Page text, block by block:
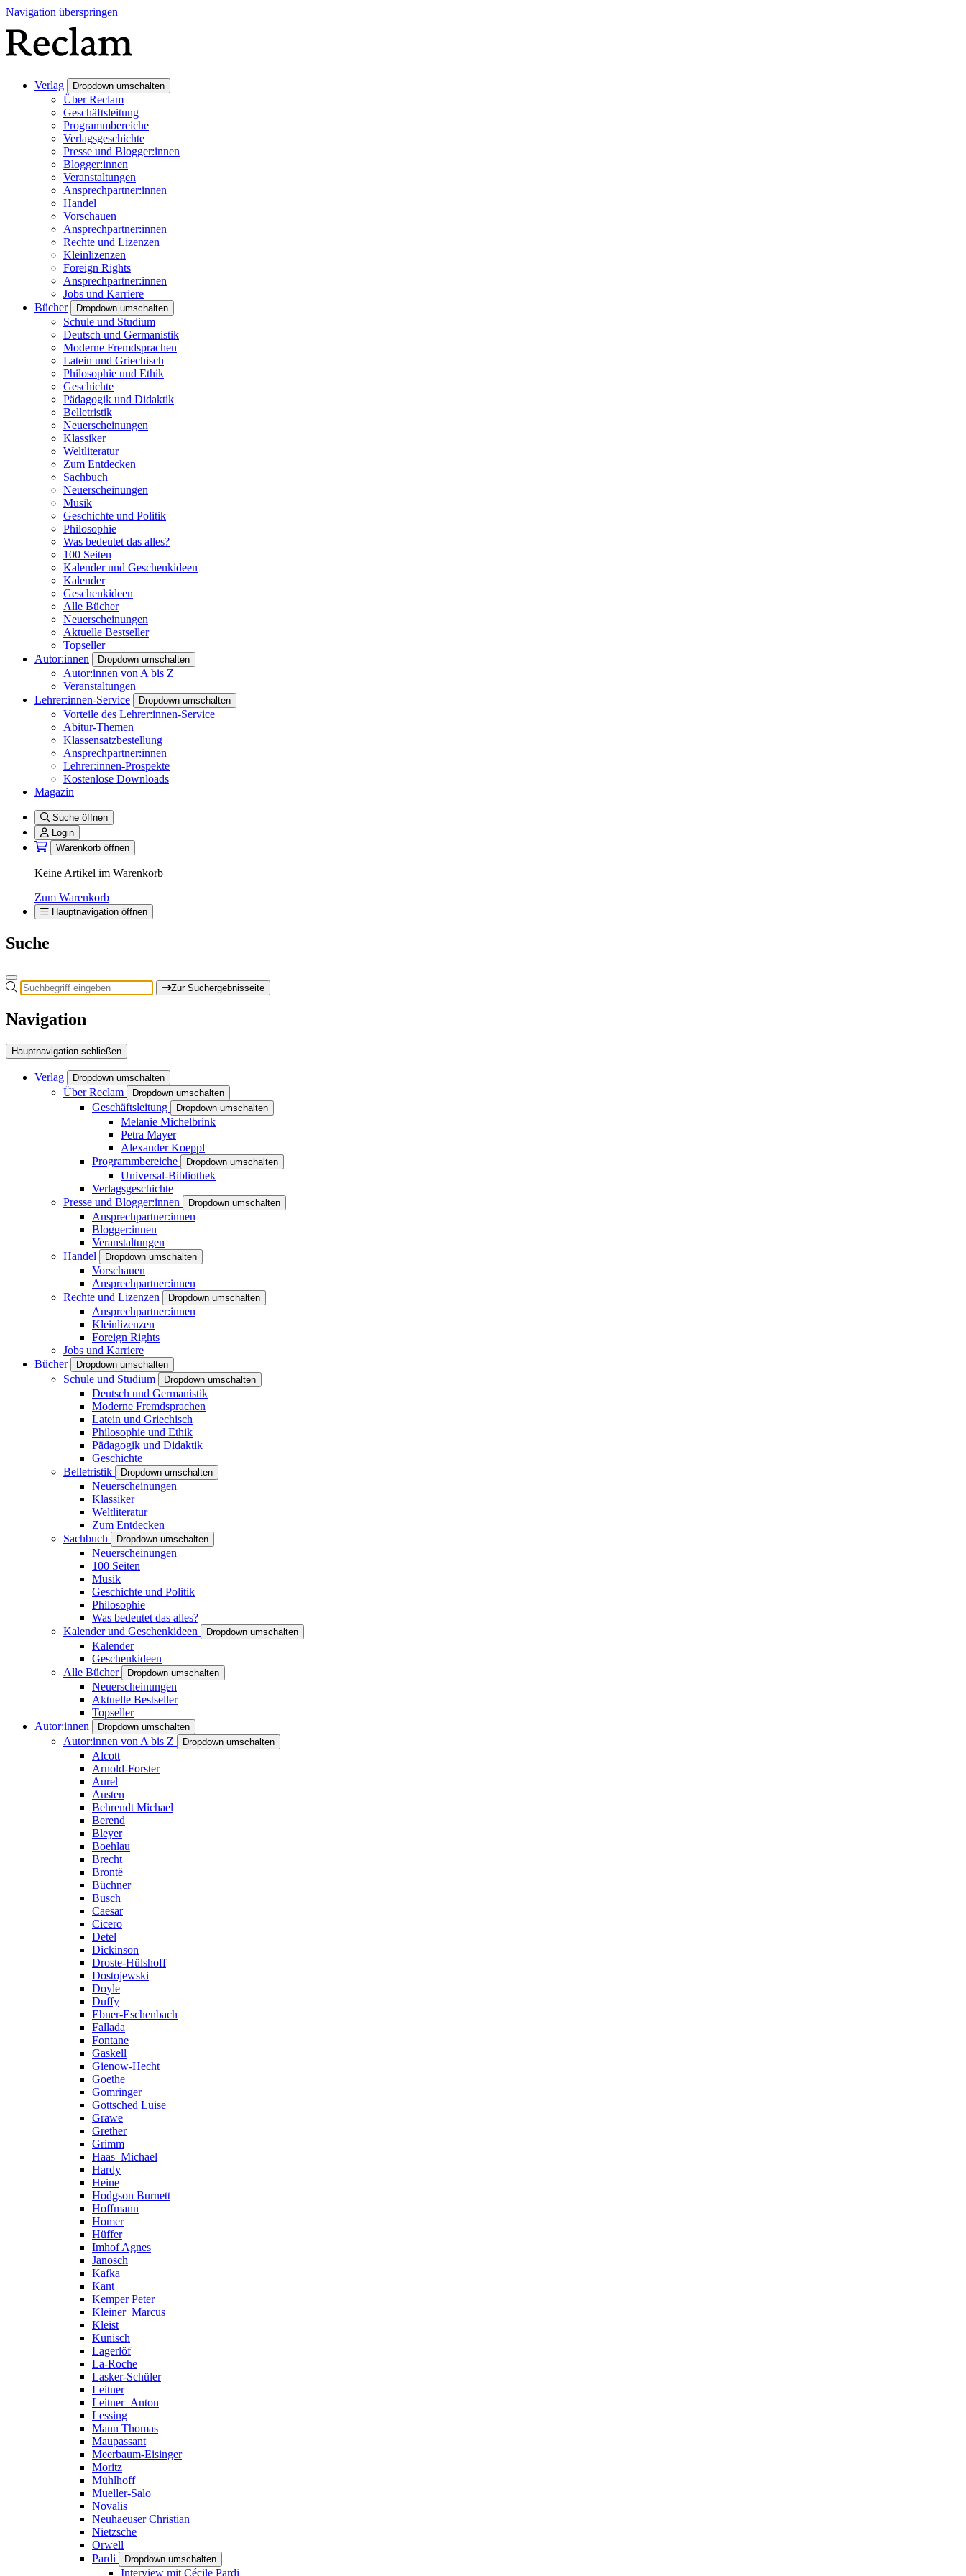
Navigation überspringen
Verlag Dropdown umschalten
Über Reclam
Geschäftsleitung
Programmbereiche
Verlagsgeschichte
Presse und Blogger:innen
Blogger:innen
Veranstaltungen
Ansprechpartner:innen
Handel
Vorschauen
Ansprechpartner:innen
Rechte und Lizenzen
Kleinlizenzen
Foreign Rights
Ansprechpartner:innen
Jobs und Karriere
Bücher
Dropdown umschalten
Schule und Studium
Deutsch und Germanistik
Moderne Fremdsprachen
Latein und Griechisch
Philosophie und Ethik
Geschichte
Pädagogik und Didaktik
Belletristik
Neuerscheinungen
Klassiker
Weltliteratur
Zum Entdecken
Sachbuch
Neuerscheinungen
Musik
Geschichte und Politik
Philosophie
Was bedeutet das alles?
100 Seiten
Kalender und Geschenkideen
Kalender
Geschenkideen
Alle Bücher
Neuerscheinungen
Aktuelle Bestseller
Topseller
Autor:innen
Dropdown umschalten
Autor:innen von A bis Z
Veranstaltungen
Lehrer:innen-Service
Dropdown umschalten
Vorteile des Lehrer:innen-Service
Abitur-Themen
Klassensatzbestellung
Ansprechpartner:innen
Lehrer:innen-Prospekte
Kostenlose Downloads
Magazin
Suche öffnen
Login
Warenkorb öffnen
Keine Artikel im Warenkorb
Zum Warenkorb
Hauptnavigation öffnen
Suche
Zur Suchergebnisseite
Navigation
Hauptnavigation schließen
Verlag Dropdown umschalten
Über Reclam Dropdown umschalten
Geschäftsleitung Dropdown umschalten
Melanie Michelbrink
Petra Mayer
Alexander Koeppl
Programmbereiche
Dropdown umschalten
Universal-Bibliothek
Verlagsgeschichte
Presse und Blogger:innen
Dropdown umschalten
Ansprechpartner:innen
Blogger:innen
Veranstaltungen
Handel
Dropdown umschalten
Vorschauen
Ansprechpartner:innen
Rechte und Lizenzen
Dropdown umschalten
Ansprechpartner:innen
Kleinlizenzen
Foreign Rights
Jobs und Karriere
Bücher
Dropdown umschalten
Schule und Studium Dropdown umschalten
Deutsch und Germanistik
Moderne Fremdsprachen
Latein und Griechisch
Philosophie und Ethik
Pädagogik und Didaktik
Geschichte
Belletristik
Dropdown umschalten
Neuerscheinungen
Klassiker
Weltliteratur
Zum Entdecken
Sachbuch
Dropdown umschalten
Neuerscheinungen
100 Seiten
Musik
Geschichte und Politik
Philosophie
Was bedeutet das alles?
Kalender und Geschenkideen
Dropdown umschalten
Kalender
Geschenkideen
Alle Bücher
Dropdown umschalten
Neuerscheinungen
Aktuelle Bestseller
Topseller
Autor:innen
Dropdown umschalten
Autor:innen von A bis Z Dropdown umschalten
Alcott
Arnold-Forster
Aurel
Austen
Behrendt Michael
Berend
Bleyer
Boehlau
Brecht
Brontë
Büchner
Busch
Caesar
Cicero
Detel
Dickinson
Droste-Hülshoff
Dostojewski
Doyle
Duffy
Ebner-Eschenbach
Fallada
Fontane
Gaskell
Gienow-Hecht
Goethe
Gomringer
Gottsched Luise
Grawe
Grether
Grimm
Haas_Michael
Hardy
Heine
Hodgson Burnett
Hoffmann
Homer
Hüffer
Imhof Agnes
Janosch
Kafka
Kant
Kemper Peter
Kleiner_Marcus
Kleist
Kunisch
Lagerlöf
La-Roche
Lasker-Schüler
Leitner
Leitner_Anton
Lessing
Mann Thomas
Maupassant
Meerbaum-Eisinger
Moritz
Mühlhoff
Mueller-Salo
Novalis
Neuhaeuser Christian
Nietzsche
Orwell
Pardi
Dropdown umschalten
Interview mit Cécile Pardi